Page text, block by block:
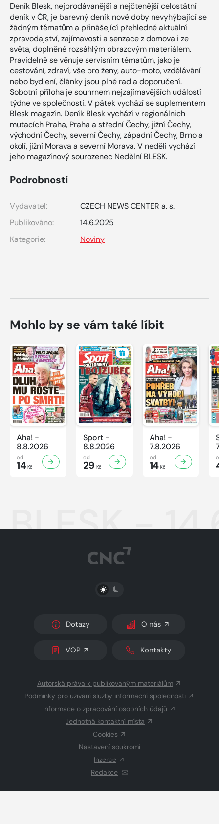
Deník Blesk, nejprodávanější a nejčtenější celostátní
deník v ČR, je barevný deník nové doby nevyhýbající se
žádným tématům a přinášející přehledné aktuální
zpravodajství, zajímavosti a senzace z domova i ze
světa, doplněné rozsáhlým obrazovým materiálem.
Pravidelně se věnuje servisním tématům, jako je
cestování, zdraví, vše pro ženy, auto-moto, vzdělávání
nebo bydlení, články jsou plné rad a doporučení.
Sobotní příloha je souhrnem nejzajímavějších událostí
týdne ve společnosti. V pátek vychází se suplementem
Blesk magazín. Deník Blesk vychází v regionálních
mutacích Praha, Praha a střední Čechy, jižní Čechy,
východní Čechy, severní Čechy, západní Čechy, Brno a
okolí, jižní Morava a severní Morava. V neděli vychází
jeho magazínový sourozenec Nedělní BLESK.
Podrobnosti
Vydavatel:
CZECH NEWS CENTER a. s.
Publikováno:
14.6.2025
Kategorie:
Noviny
Mohlo by se vám také líbit
Aha! -
8.8.2026
od
14Kč
Sport -
8.8.2026
od
29 Kč
Aha! -
7.8.2026
od
14Kč
BLESK -
PŘEPNOUT SVĚTLÝ/TMAVÝ REŽIM
Dotazy O nás
VOP Kontakty
Autorská práva k publikovaným materiálům
Podmínky pro užívání služby informační společnosti
Informace o zpracování osobních údajů
Jednotná kontaktní místa
Cookies
Nastavení soukromí
Inzerce
Redakce